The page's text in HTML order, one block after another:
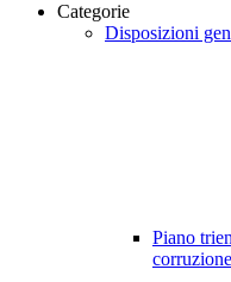
Categorie
Disposizioni
Piano